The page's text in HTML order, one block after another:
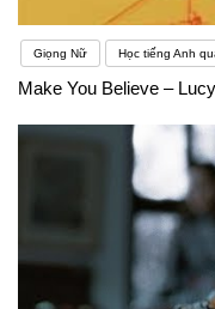
Giọng Nữ Học tiếng Anh
Make You Believe –